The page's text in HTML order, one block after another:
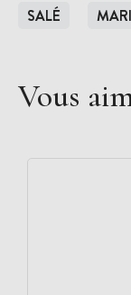
SALÉ
Vous